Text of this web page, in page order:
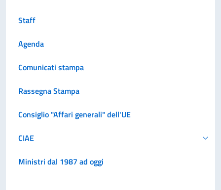
Staff
Agenda
Comunicati stampa
Rassegna Stampa
Consiglio "Affari generali" dell'UE
CIAE
Ministri dal 1987 ad oggi